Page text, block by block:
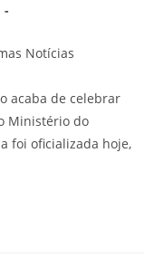
Notícias
acaba de celebrar
Ministério do
foi oficializada hoje,